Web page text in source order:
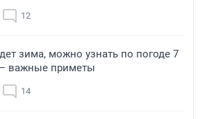
12
зима, можно узнать по погоде 7
— важные приметы
14